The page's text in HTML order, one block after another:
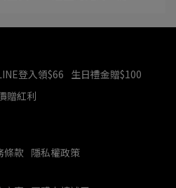
登入領$66 生日禮金贈$100
贈紅利
條款 隱私權政策